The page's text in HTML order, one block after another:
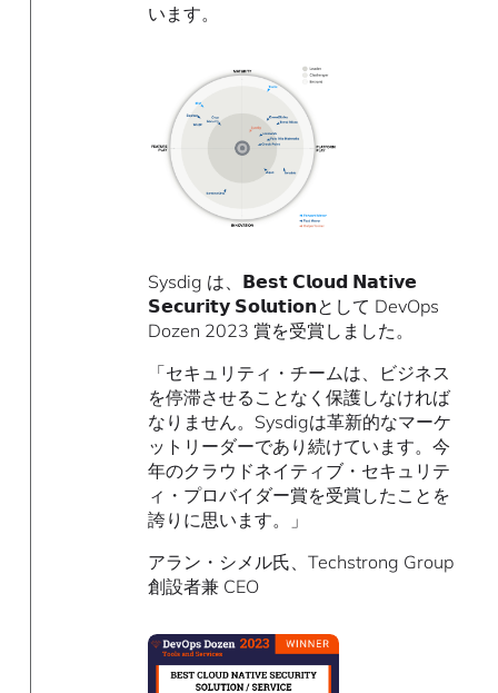
います。
Sysdig は、𝗕𝗲𝘀𝘁 𝗖𝗹𝗼𝘂𝗱 𝗡𝗮𝘁𝗶𝘃𝗲
𝗦𝗲𝗰𝘂𝗿𝗶𝘁𝘆 𝗦𝗼𝗹𝘂𝘁𝗶𝗼𝗻として DevOps
Dozen 2023 賞を受賞しました。
「セキュリティ・チームは、ビジネス
を停滞させることなく保護しなければ
なりません。Sysdigは革新的なマーケ
ットリーダーであり続けています。今
年のクラウドネイティブ・セキュリテ
ィ・プロバイダー賞を受賞したことを
誇りに思います。」
アラン・シメル氏、Techstrong Group
創設者兼 CEO